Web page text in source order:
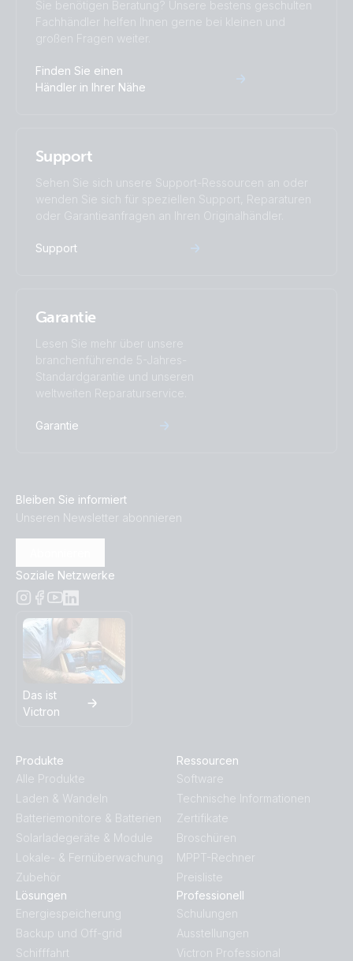
Sie benötigen Beratung? Unsere bestens geschulten
Fachhändler helfen Ihnen gerne bei kleinen und
großen Fragen weiter.
Finden Sie einen
Händler in Ihrer Nähe
Support
Sehen Sie sich unsere Support-Ressourcen an oder
wenden Sie sich für speziellen Support, Reparaturen
oder Garantieanfragen an Ihren Originalhändler.
Support
Garantie
Lesen Sie mehr über unsere
branchenführende 5-Jahres-
Standardgarantie und unseren
weltweiten Reparaturservice.
Garantie
Bleiben Sie informiert
Unseren Newsletter abonnieren
Soziale Netzwerke
Das ist
Victron
Produkte
Alle Produkte
Laden & Wandeln
Batteriemonitore & Batterien
Solarladegeräte & Module
Lokale- & Fernüberwachung
Zubehör
Lösungen
Energiespeicherung
Backup und Off-grid
Schifffahrt
Ressourcen
Software
Technische Informationen
Zertifikate
Broschüren
MPPT-Rechner
Preisliste
Professionell
Schulungen
Ausstellungen
Victron Professional